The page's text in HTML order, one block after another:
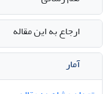
ارجاع به این مقاله
آمار